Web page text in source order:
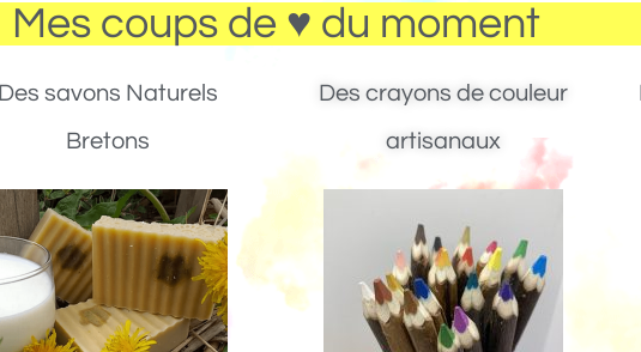
Mes coups de ♥ du moment
Des savons Naturels
Bretons
Des crayons de couleur
artisanaux